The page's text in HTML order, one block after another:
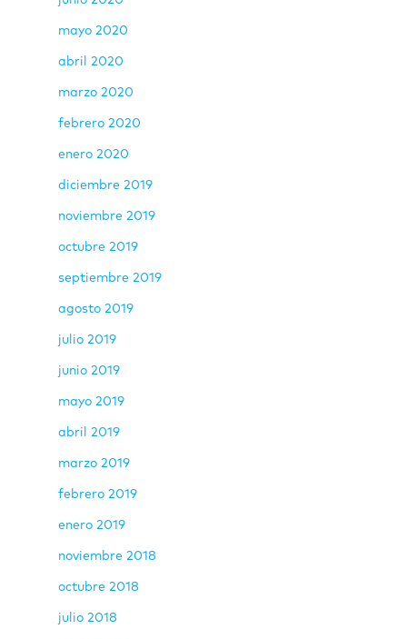
mayo 2020
abril 2020
marzo 2020
febrero 2020
enero 2020
diciembre 2019
noviembre 2019
octubre 2019
septiembre 2019
agosto 2019
julio 2019
junio 2019
mayo 2019
abril 2019
marzo 2019
febrero 2019
enero 2019
noviembre 2018
octubre 2018
julio 2018